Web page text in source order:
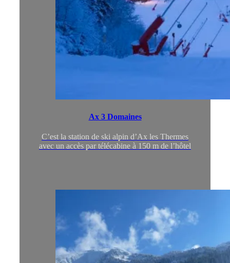
Ax 3 Domaines
C’est la station de ski alpin d’Ax les Thermes
avec un accès par télécabine à 150 m de l’hôtel